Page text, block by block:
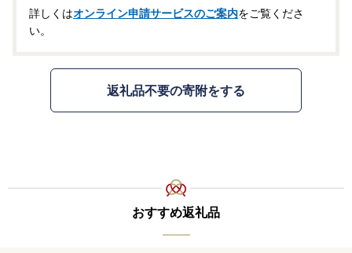
詳しくはオンライン申請サービスのご案内をご覧くださ
い。
返礼品不要の寄附をする
おすすめ返礼品